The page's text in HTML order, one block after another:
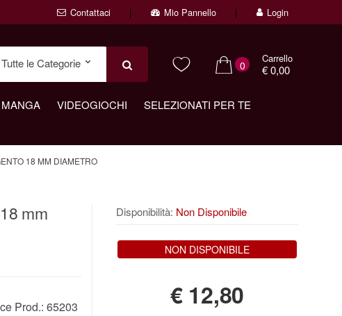
Contattaci Mio Pannello Login
0
Carrello
€ 0,00
VIDEOGIOCHI
SELEZIONATI PER TE
18 MM DIAMETRO
mm
Prod.: 65203
Disponibilità: Non Disponibile
NON DISPONIBILE
€ 12,80